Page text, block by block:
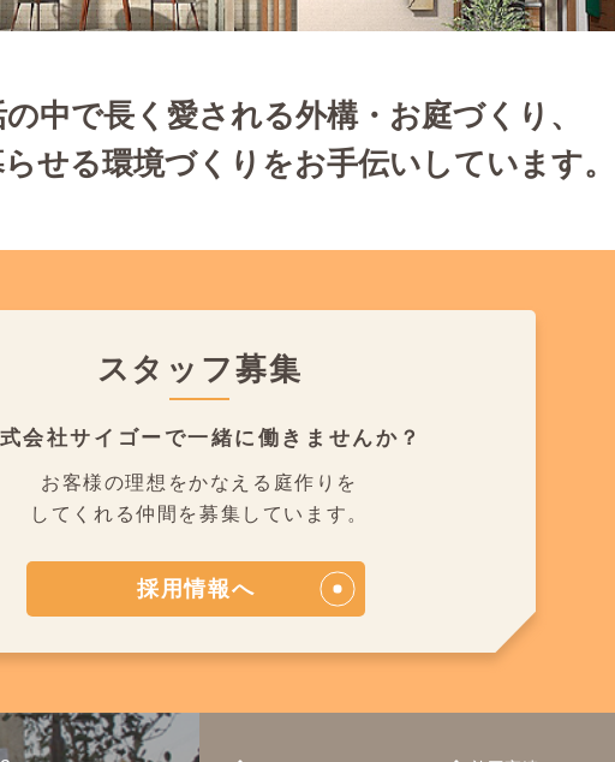
中で長く愛される外構・お庭づくり、
せる環境づくりをお手伝いしています。
スタッフ募集
会社サイゴーで一緒に働きませんか？
お客様の理想をかなえる庭作りを
してくれる仲間を募集しています。
採用情報へ